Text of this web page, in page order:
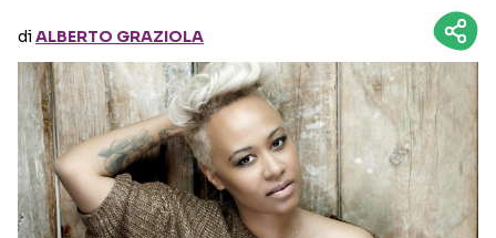
Seguici sui social
diALBERTO GRAZIOLA